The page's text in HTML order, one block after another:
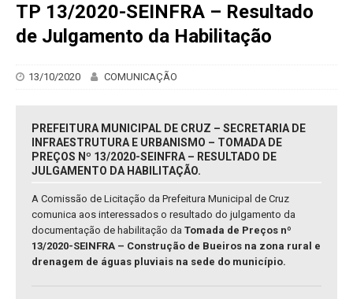
TP 13/2020-SEINFRA – Resultado
de Julgamento da Habilitação
13/10/2020 COMUNICAÇÃO
PREFEITURA MUNICIPAL DE CRUZ – SECRETARIA DE
INFRAESTRUTURA E URBANISMO – TOMADA DE
PREÇOS Nº 13/2020-SEINFRA – RESULTADO DE
JULGAMENTO DA HABILITAÇÃO.
A Comissão de Licitação da Prefeitura Municipal de Cruz
comunica aos interessados o resultado do julgamento da
documentação de habilitação da Tomada de Preços nº
13/2020-SEINFRA – Construção de Bueiros na zona rural e
drenagem de águas pluviais na sede do município.